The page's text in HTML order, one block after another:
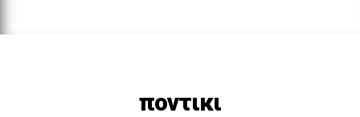
ποντικι